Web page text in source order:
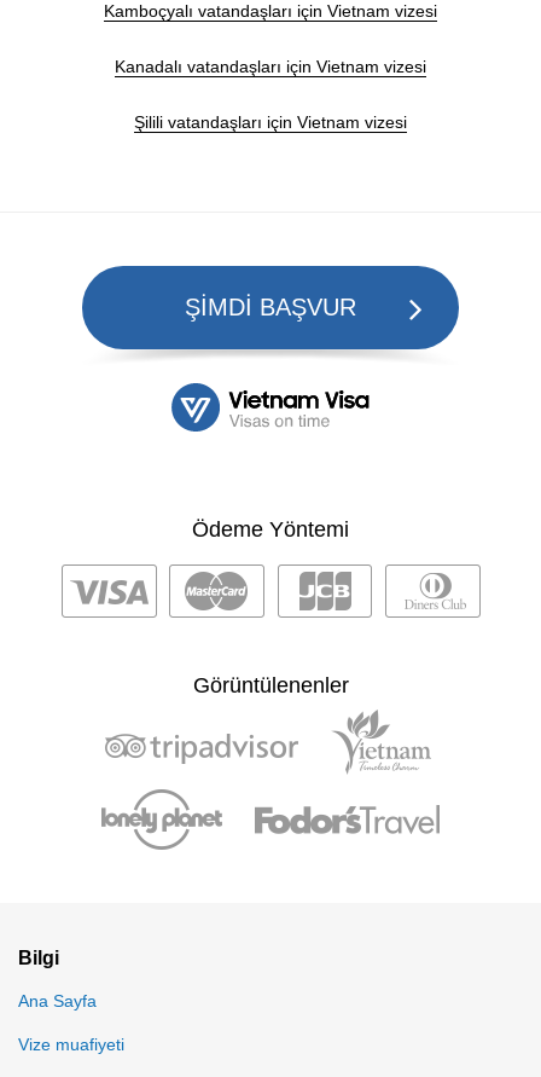
Kamboçyalı vatandaşları için Vietnam vizesi
Kanadalı vatandaşları için Vietnam vizesi
Şilili vatandaşları için Vietnam vizesi
ŞİMDİ BAŞVUR
Ödeme Yöntemi
Görüntülenenler
Bilgi
Ana Sayfa
Vize muafiyeti